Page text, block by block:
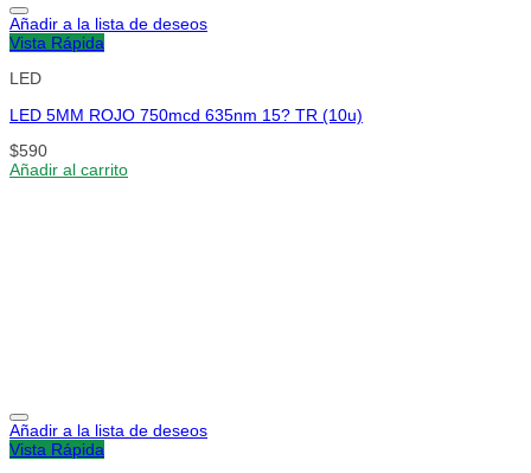
Añadir a la lista de deseos
Vista Rápida
LED
LED 5MM ROJO 750mcd 635nm 15? TR (10u)
$590
Añadir al carrito
Añadir a la lista de deseos
Vista Rápida